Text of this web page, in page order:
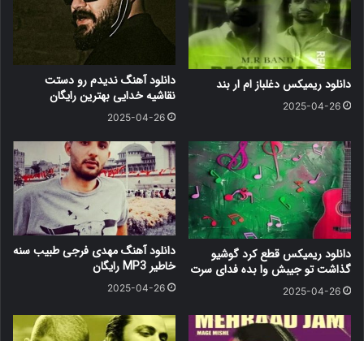
دانلود ریمیکس دغلباز ام ار بند
2025-04-26
دانلود آهنگ ندیدم رو دستت
نقاشیه خدایی بهترین رایگان
2025-04-26
دانلود ریمیکس قطع کرد گوشیو
گذاشت تو جیبش وا بده فدای سرت
2025-04-26
دانلود آهنگ مهدی فرجی طبیب سنه
خاطیر MP3 رایگان
2025-04-26